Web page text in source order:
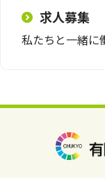
求人募集
私たちと一緒に